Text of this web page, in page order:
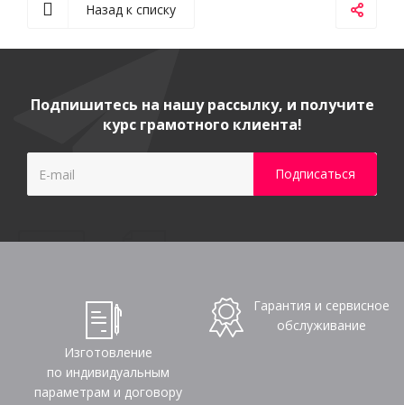
Назад к списку
Подпишитесь на нашу рассылку, и получите
курс грамотного клиента!
Изготовление
по индивидуальным
параметрам и договору
Гарантия и сервисное
обслуживание